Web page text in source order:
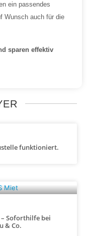
ein passendes
Wunsch auch für die
sparen effektiv
funktioniert.
Soforthilfe bei
& Co.